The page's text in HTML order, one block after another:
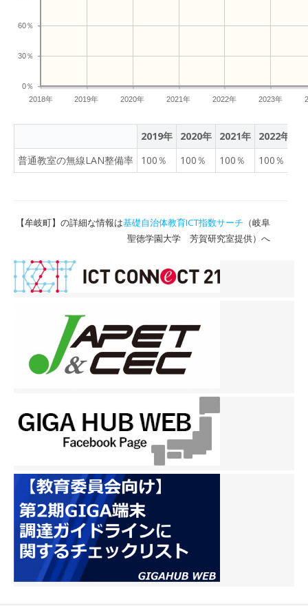
2018年 2019年 2020年 2021年 2022年 2023年
0％
30％
60％
2019年 2020年 2021年 2022年
普通教室の無線LAN整備率
100％ 100％ 100％ 100％
【牟岐町】の詳細な情報は基礎自治体教育ICT指数サーチ （岐阜
聖徳学園大学 芳賀研究室提供）へ